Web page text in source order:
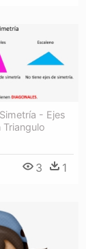
- Ejes
Triangulo
3 1